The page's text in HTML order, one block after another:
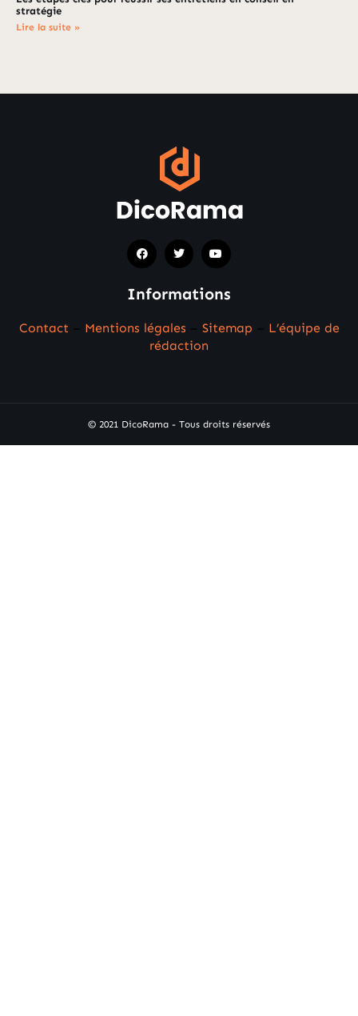
stratégie
Lire la suite »
Informations
Contact Mentions légales Sitemap
L’équipe de
rédaction
© 2021 DicoRama - Tous droits réservés